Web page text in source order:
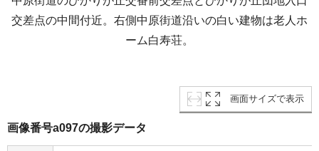
交差点の中間付近。右側中原街道沿いの白い建物は老人ホ
ーム白寿荘。
画面サイズで表示
画像番号a097の撮影データ